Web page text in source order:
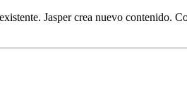
Jasper crea nuevo contenido.